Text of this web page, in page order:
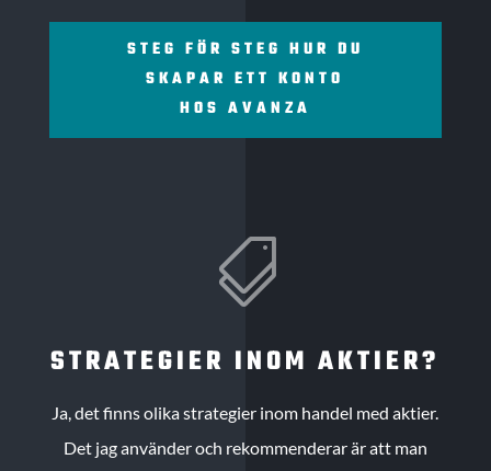
STEG FÖR STEG HUR DU
SKAPAR ETT KONTO
HOS AVANZA

STRATEGIER INOM AKTIER?
Ja, det finns olika strategier inom handel med aktier.
Det jag använder och rekommenderar är att man